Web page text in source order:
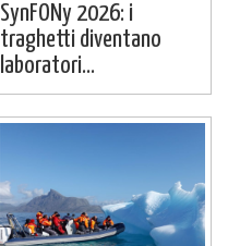
SynFONy 2026: i
traghetti diventano
laboratori...